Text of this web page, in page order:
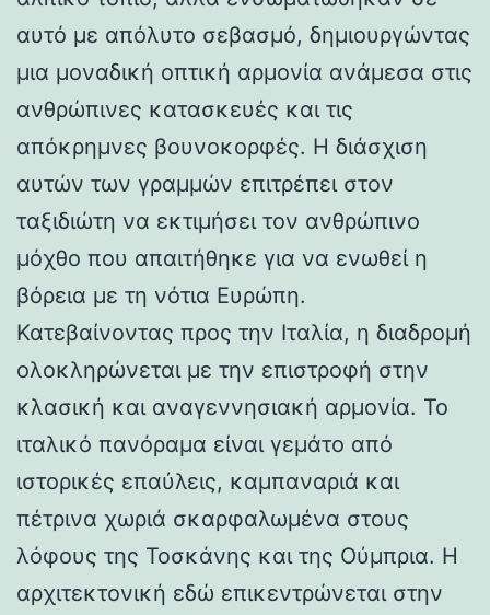
αυτό με απόλυτο σεβασμό, δημιουργώντας
μια μοναδική οπτική αρμονία ανάμεσα στις
ανθρώπινες κατασκευές και τις
απόκρημνες βουνοκορφές. Η διάσχιση
αυτών των γραμμών επιτρέπει στον
ταξιδιώτη να εκτιμήσει τον ανθρώπινο
μόχθο που απαιτήθηκε για να ενωθεί η
βόρεια με τη νότια Ευρώπη.
Κατεβαίνοντας προς την Ιταλία, η διαδρομή
ολοκληρώνεται με την επιστροφή στην
κλασική και αναγεννησιακή αρμονία. Το
ιταλικό πανόραμα είναι γεμάτο από
ιστορικές επαύλεις, καμπαναριά και
πέτρινα χωριά σκαρφαλωμένα στους
λόφους της Τοσκάνης και της Ούμπρια. Η
αρχιτεκτονική εδώ επικεντρώνεται στην